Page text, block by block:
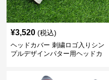
¥3,520 (税込)
ヘッドカバー 刺繍ロゴ入りシン
プルデザインパター用ヘッドカ